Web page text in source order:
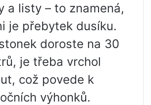
a listy – to znamená,
je přebytek dusíku.
doroste na 30
je třeba vrchol
což povede k
výhonků.